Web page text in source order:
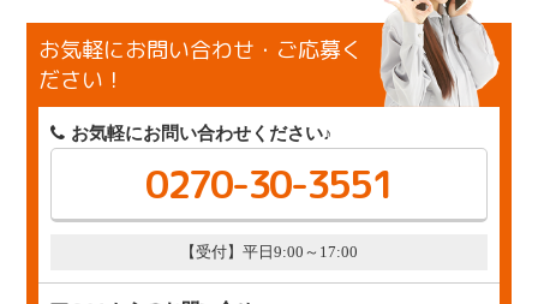
お気軽にお問い合わせ・ご応募く
ださい！
お気軽にお問い合わせください♪
0270-30-3551
【受付】平日9:00～17:00